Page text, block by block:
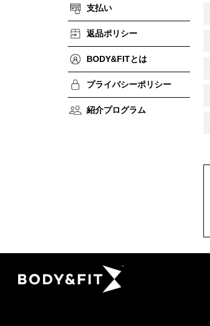
支払い
返品ポリシー
BODY&FITとは
プライバシーポリシー
紹介プログラム